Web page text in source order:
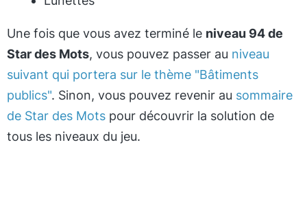
Une fois que vous avez terminé le niveau 94 de
Star des Mots, vous pouvez passer au niveau
suivant qui portera sur le thème "Bâtiments
publics". Sinon, vous pouvez revenir au sommaire
de Star des Mots pour découvrir la solution de
tous les niveaux du jeu.